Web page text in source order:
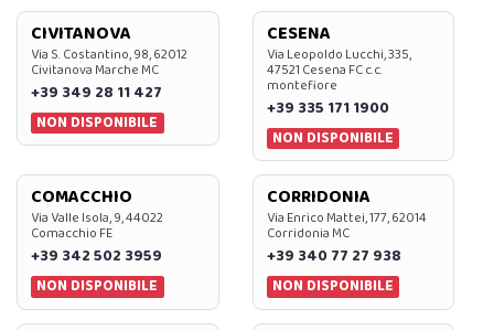
CIVITANOVA
Via S. Costantino, 98, 62012
Civitanova Marche MC
+39 349 28 11 427
NON DISPONIBILE
CESENA
Via Leopoldo Lucchi, 335,
47521 Cesena FC c.c.
montefiore
+39 335 171 1900
NON DISPONIBILE
COMACCHIO
Via Valle Isola, 9, 44022
Comacchio FE
+39 342 502 3959
NON DISPONIBILE
CORRIDONIA
Via Enrico Mattei, 177, 62014
Corridonia MC
+39 340 77 27 938
NON DISPONIBILE